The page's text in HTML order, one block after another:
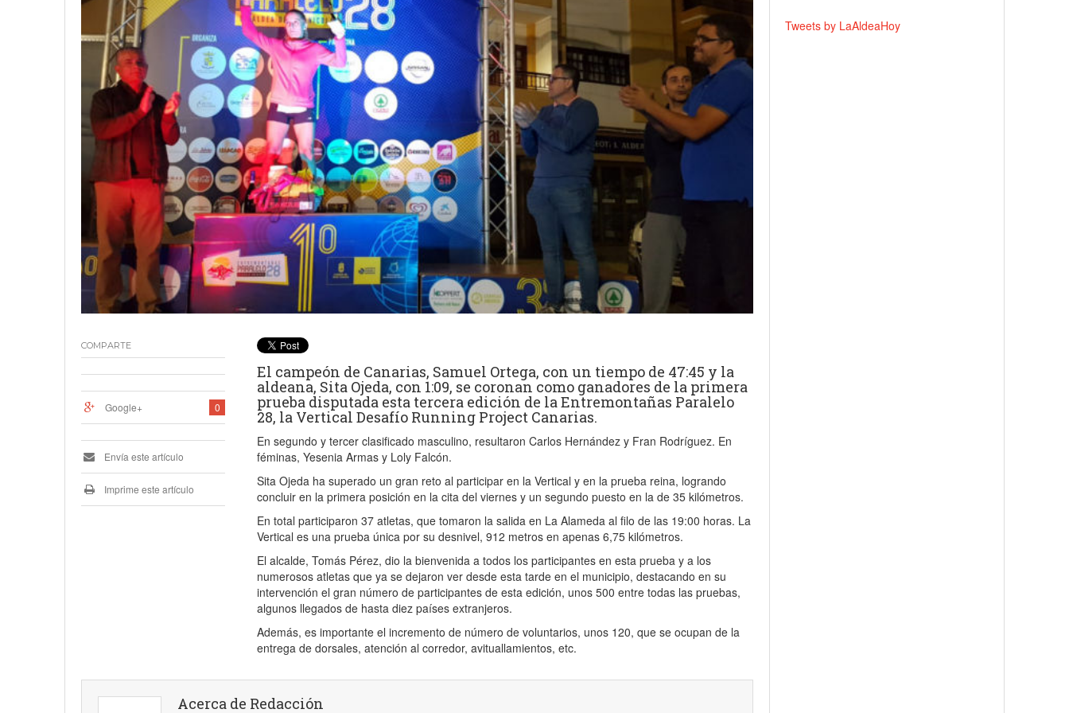
Nicolás 18 junio, 2023
El campeón de Canarias, Samuel Ortega, con un tiempo de 47:45 y la
aldeana, Sita Ojeda, con 1:09, se coronan como ganadores de la primera
prueba disputada esta tercera edición de la Entremontañas Paralelo
28, la Vertical Desafío Running Project Canarias.
En segundo y tercer clasificado masculino, resultaron Carlos Hernández y Fran Rodríguez. En
féminas, Yesenia Armas y Loly Falcón.
Sita Ojeda ha superado un gran reto al participar en la Vertical y en la prueba reina, logrando
concluir en la primera posición en la cita del viernes y un segundo puesto en la de 35 kilómetros.
En total participaron 37 atletas, que tomaron la salida en La Alameda al filo de las 19:00 horas. La
Vertical es una prueba única por su desnivel, 912 metros en apenas 6,75 kilómetros.
El alcalde, Tomás Pérez, dio la bienvenida a todos los participantes en esta prueba y a los
numerosos atletas que ya se dejaron ver desde esta tarde en el municipio, destacando en su
intervención el gran número de participantes de esta edición, unos 500 entre todas las pruebas,
algunos llegados de hasta diez países extranjeros.
Además, es importante el incremento de número de voluntarios, unos 120, que se ocupan de la
entrega de dorsales, atención al corredor, avituallamientos, etc.
COMPARTE
0
Google+
Envía este artículo
Imprime este artículo
Acerca de Redacción
Tweets by LaAldeaHoy